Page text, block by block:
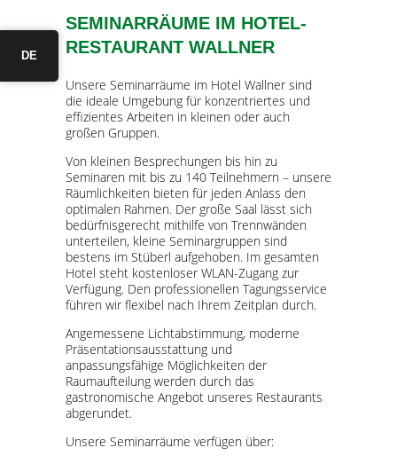
SEMINARRÄUME IM HOTEL-
RESTAURANT WALLNER
Unsere Seminarräume im Hotel Wallner sind
die ideale Umgebung für konzentriertes und
effizientes Arbeiten in kleinen oder auch
großen Gruppen.
Von kleinen Besprechungen bis hin zu
Seminaren mit bis zu 140 Teilnehmern – unsere
Räumlichkeiten bieten für jeden Anlass den
optimalen Rahmen. Der große Saal lässt sich
bedürfnisgerecht mithilfe von Trennwänden
unterteilen, kleine Seminargruppen sind
bestens im Stüberl aufgehoben. Im gesamten
Hotel steht kostenloser WLAN-Zugang zur
Verfügung. Den professionellen Tagungsservice
führen wir flexibel nach Ihrem Zeitplan durch.
Angemessene Lichtabstimmung, moderne
Präsentationsausstattung und
anpassungsfähige Möglichkeiten der
Raumaufteilung werden durch das
gastronomische Angebot unseres Restaurants
abgerundet.
Unsere Seminarräume verfügen über:
DE